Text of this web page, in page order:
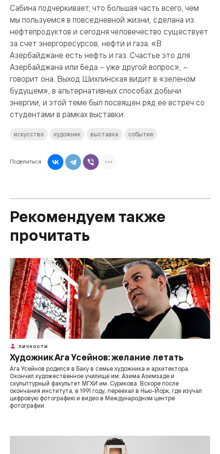
Сабина подчеркивает, что большая часть всего, чем
мы пользуемся в повседневной жизни, сделана из
нефтепродуктов и сегодня человечество существует
за счет энергоресурсов, нефти и газа. «В
Азербайджане есть нефть и газ. Счастье это для
Азербайджана или беда – уже другой вопрос», –
говорит она. Выход Шихлинская видит в «зеленом
будущем», в альтернативных способах добычи
энергии, и этой теме был посвящен ряд ее встреч со
студентами в рамках выставки.
искусство художник выставка событие
Поделиться
Рекомендуем также
прочитать
ЛИЧНОСТИ
Художник Ага Усейнов: желание летать
Ага Усейнов родился в Баку в семье художника и архитектора.
Окончил художественное училище им. Азима Азимзаде и
скульптурный факультет МГХИ им. Сурикова. Вскоре после
окончания института, в 1991 году, переехал в Нью-Йорк, где изучал
цифровую фотографию и видео в Международном центре
фотографии.